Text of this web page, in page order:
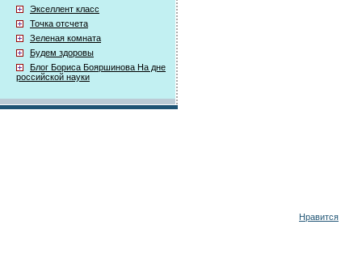
Экселлент класс
Точка отсчета
Зеленая комната
Будем здоровы
Блог Бориса Бояршинова На дне
российской науки
Нравится